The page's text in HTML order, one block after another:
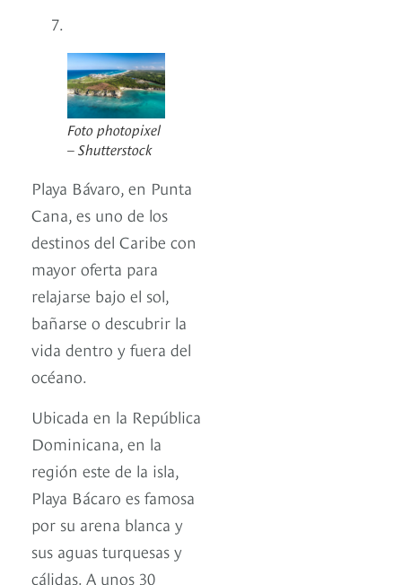
Foto photopixel
– Shutterstock
Playa Bávaro, en Punta
Cana, es uno de los
destinos del Caribe con
mayor oferta para
relajarse bajo el sol,
bañarse o descubrir la
vida dentro y fuera del
océano.
Ubicada en la República
Dominicana, en la
región este de la isla,
Playa Bácaro es famosa
por su arena blanca y
sus aguas turquesas y
cálidas. A unos 30